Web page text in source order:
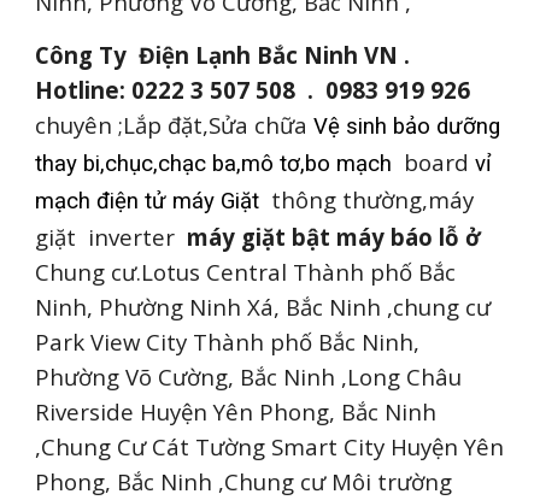
Công Ty Điện Lạnh Bắc Ninh VN .
Hotline: 0222 3 507 508 . 0983 919 926
chuyên ;Lắp đặt,Sửa chữaVệ sinh bảo dưỡng
thay bi,chục,chạc ba,mô tơ,bo mạch board vỉ
mạch điện tử máy Giặt thông thường,máy
giặt inverter máy giặt bật máy báo lỗở
Chung cư.Lotus Central Thành phố Bắc
Ninh, Phường Ninh Xá, Bắc Ninh ,chung cư
Park View City Thành phố Bắc Ninh,
Phường Võ Cường, Bắc Ninh ,Long Châu
Riverside Huyện Yên Phong, Bắc Ninh
,Chung Cư Cát Tường Smart City Huyện Yên
Phong, Bắc Ninh ,Chung cư Môi trường